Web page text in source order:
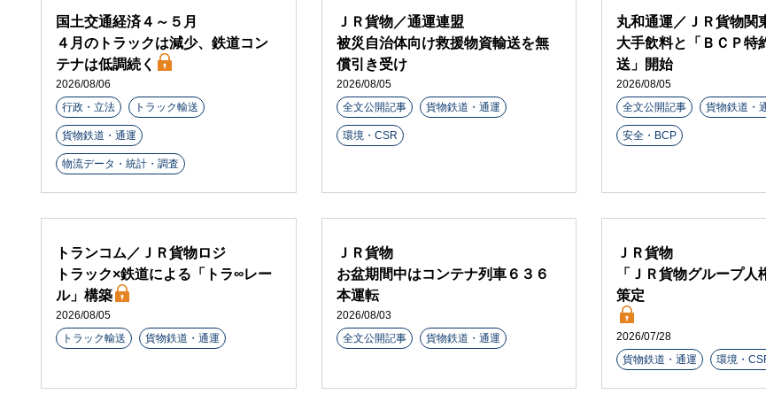
国土交通経済４～５月
４月のトラックは減少、鉄道コン
テナは低調続く
2026/08/06
行政・立法
トラック輸送
貨物鉄道・通運
物流データ・統計・調査
ＪＲ貨物／通運連盟
被災自治体向け救援物資輸送を無
償引き受け
2026/08/05
全文公開記事
貨物鉄道・通運
環境・CSR
丸和通運／ＪＲ貨物関
大手飲料と「ＢＣＰ特
送」開始
2026/08/05
全文公開記事
貨物鉄道・
安全・BCP
トランコム／ＪＲ貨物ロジ
トラック×鉄道による「トラ∞レー
ル」構築
2026/08/05
トラック輸送
貨物鉄道・通運
ＪＲ貨物
お盆期間中はコンテナ列車６３６
本運転
2026/08/03
全文公開記事
貨物鉄道・通運
ＪＲ貨物
「ＪＲ貨物グループ人
策定
2026/07/28
貨物鉄道・通運
環境・